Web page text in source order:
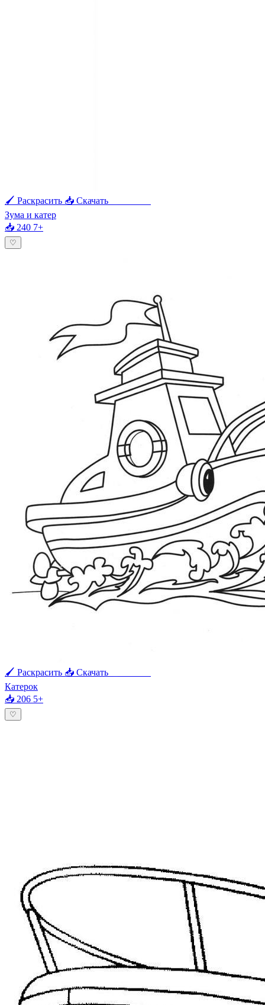
🖌 Раскрасить 📥 Скачать
Зума и катер
📥 240 7+
♡
🖌 Раскрасить 📥 Скачать
Катерок
📥 206 5+
♡